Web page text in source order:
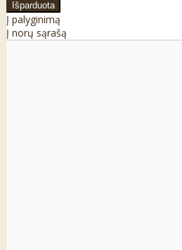
Į palyginimą
Į norų sąrašą